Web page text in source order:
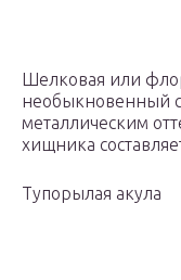
Шелковая или
необыкновенный
металлическим
хищника
Тупорылая акула